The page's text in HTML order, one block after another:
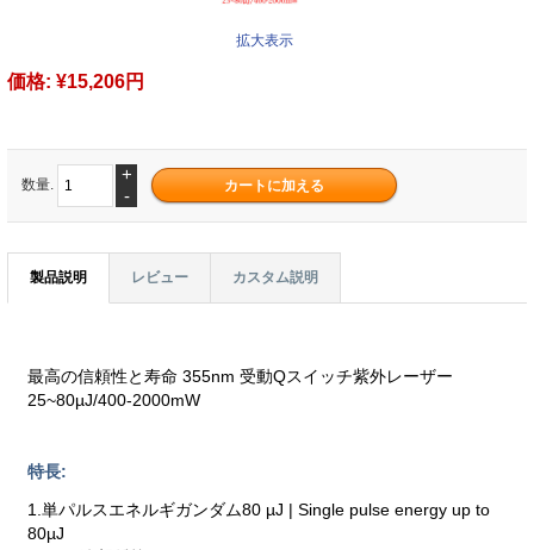
拡大表示
価格: ¥15,206円
数量.
+
-
製品説明 レビュー カスタム説明
最高の信頼性と寿命 355nm 受動Qスイッチ紫外レーザー
25~80µJ/400-2000mW
特長:
1.単パルスエネルギガンダム80 µJ | Single pulse energy up to
80µJ